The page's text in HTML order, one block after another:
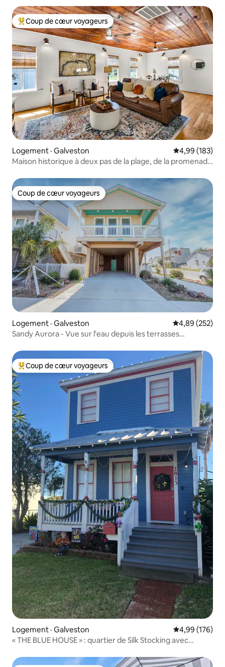
Coup de cœur voyageurs parmi les plus aimés
Coup de cœur voyageurs
Logement · Galveston Note
4,99 (183)
Maison historique à deux pas de la plage, de la promenade
Coup de cœur voyageurs
Coup de cœur voyageurs
Logement · Galveston Note
4,89 (252)
Sandy Aurora - Vue sur l'eau depuis les terrasses
Coup de cœur voyageurs parmi les plus aimés
Coup de cœur voyageurs
Logement · Galveston Note
4,99 (176)
« THE BLUE HOUSE » : quartier de Silk Stocking avec